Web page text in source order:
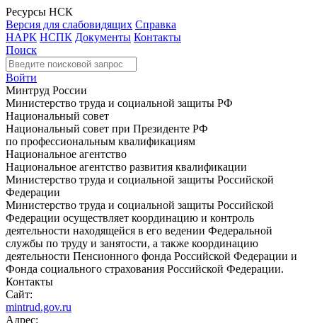
Ресурсы НСК
Версия для слабовидящих Справка
НАРК НСПК Документы Контакты
Поиск
Войти
Минтруд России
Министерство труда и социальной защиты РФ
Национальный совет
Национальный совет при Президенте РФ
по профессиональным квалификациям
Национальное агентство
Национальное агентство развития квалификации
Министерство труда и социальной защиты Российской
Федерации
Министерство труда и социальной защиты Российской
Федерации осуществляет координацию и контроль
деятельности находящейся в его ведении Федеральной
службы по труду и занятости, а также координацию
деятельности Пенсионного фонда Российской Федерации и
Фонда социального страхования Российской Федерации.
Контакты
Сайт:
mintrud.gov.ru
Адрес: